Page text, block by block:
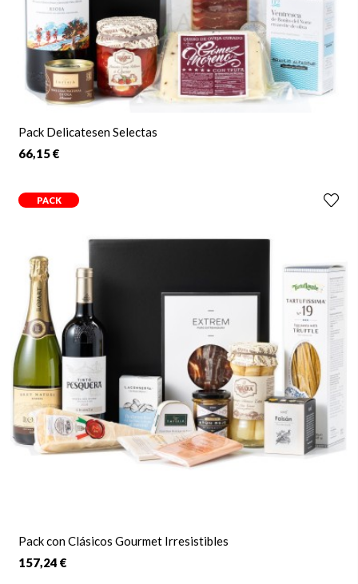
Pack Delicatesen Selectas
66,15 €
PACK
Pack con Clásicos Gourmet Irresistibles
157,24 €